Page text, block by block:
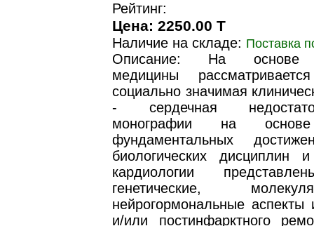
Рейтинг:
Цена: 2250.00 T
Наличие на складе: Поставка
Описание: На основе
медицины
социально значимая
- сердечная
монографии на
фундаментальных
биологических дисциплин
кардиологии
генетические,
нейрогормональные аспекты
и/или постинфарктного